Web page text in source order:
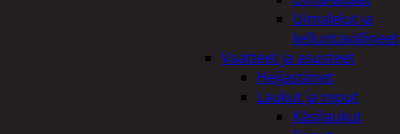
Uimalelut ja
kelluntavälineet
Vaatteet ja asusteet
Heijastimet
Laukut ja reput
Käsilaukut